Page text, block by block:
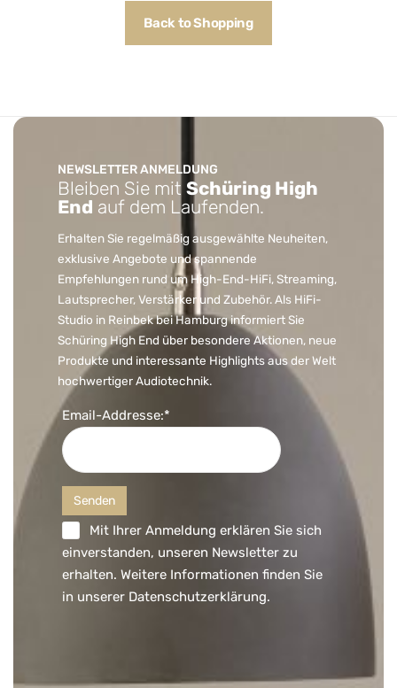
Back to Shopping
NEWSLETTER ANMELDUNG
Bleiben Sie mit Schüring High
End auf dem Laufenden.
Erhalten Sie regelmäßig ausgewählte Neuheiten,
exklusive Angebote und spannende
Empfehlungen rund um High-End-HiFi, Streaming,
Lautsprecher, Verstärker und Zubehör. Als HiFi-
Studio in Reinbek bei Hamburg informiert Sie
Schüring High End über besondere Aktionen, neue
Produkte und interessante Highlights aus der Welt
hochwertiger Audiotechnik.
Email-Addresse:*
Mit Ihrer Anmeldung erklären Sie sich
einverstanden, unseren Newsletter zu
erhalten. Weitere Informationen finden Sie
in unserer Datenschutzerklärung.